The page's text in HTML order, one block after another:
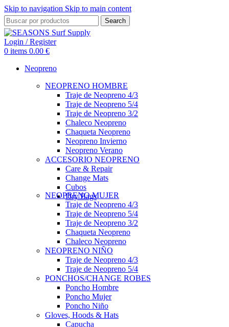
Skip to navigation Skip to main content
Search
Login / Register
0 items 0.00 €
Neopreno
NEOPRENO HOMBRE
Traje de Neopreno 4/3
Traje de Neopreno 5/4
Traje de Neopreno 3/2
Chaleco Neopreno
Chaqueta Neopreno
Neopreno Invierno
Neopreno Verano
ACCESORIO NEOPRENO
Care & Repair
Change Mats
Cubos
Dry Bags
NEOPRENO MUJER
Traje de Neopreno 4/3
Traje de Neopreno 5/4
Traje de Neopreno 3/2
Chaqueta Neopreno
Chaleco Neopreno
NEOPRENO NIÑO
Traje de Neopreno 4/3
Traje de Neopreno 5/4
PONCHOS/CHANGE ROBES
Poncho Hombre
Poncho Mujer
Poncho Niño
Gloves, Hoods & Hats
Capucha